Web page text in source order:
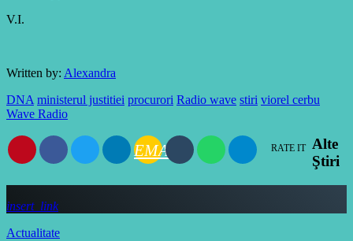
V.I.
Written by: Alexandra
DNA ministerul justitiei procurori Radio wave stiri viorel cerbu
Wave Radio
EMAIL RATE IT Alte
Ştiri
insert_link
Actualitate